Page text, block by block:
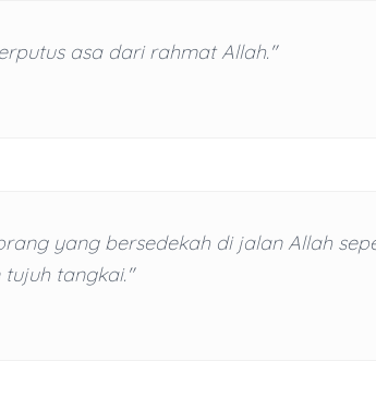
asa dari rahmat Allah."
yang bersedekah di jalan Allah
tangkai."